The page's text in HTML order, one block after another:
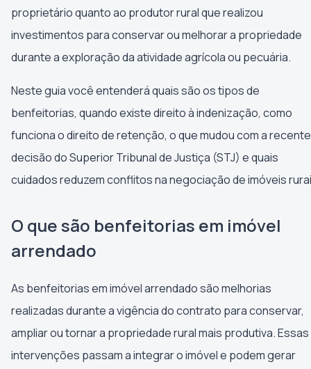
proprietário quanto ao produtor rural que realizou
investimentos para conservar ou melhorar a propriedade
durante a exploração da atividade agrícola ou pecuária.
Neste guia você entenderá quais são os tipos de
benfeitorias, quando existe direito à indenização, como
funciona o direito de retenção, o que mudou com a recente
decisão do Superior Tribunal de Justiça (STJ) e quais
cuidados reduzem conflitos na negociação de imóveis
O que são benfeitorias em imóvel
arrendado
As benfeitorias em imóvel arrendado são melhorias
realizadas durante a vigência do contrato para conservar,
ampliar ou tornar a propriedade rural mais produtiva. Essas
intervenções passam a integrar o imóvel e podem gerar